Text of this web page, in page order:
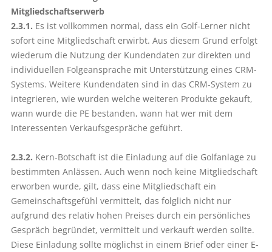
Mitgliedschaftserwerb
2.3.1. Es ist vollkommen normal, dass ein Golf-Lerner nicht
sofort eine Mitgliedschaft erwirbt. Aus diesem Grund erfolgt
wiederum die Nutzung der Kundendaten zur direkten und
individuellen Folgeansprache mit Unterstützung eines CRM-
Systems. Weitere Kundendaten sind in das CRM-System zu
integrieren, wie wurden welche weiteren Produkte gekauft,
wann wurde die PE bestanden, wann hat wer mit dem
Interessenten Verkaufsgespräche geführt.
2.3.2. Kern-Botschaft ist die Einladung auf die Golfanlage zu
bestimmten Anlässen. Auch wenn noch keine Mitgliedschaft
erworben wurde, gilt, dass eine Mitgliedschaft ein
Gemeinschaftsgefühl vermittelt, das folglich nicht nur
aufgrund des relativ hohen Preises durch ein persönliches
Gespräch begründet, vermittelt und verkauft werden sollte.
Diese Einladung sollte möglichst in einem Brief oder einer E-